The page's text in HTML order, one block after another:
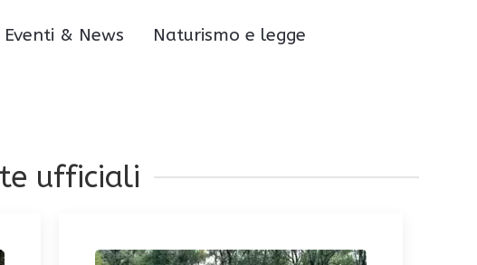
Eventi & News Naturismo e legge
ufficiali